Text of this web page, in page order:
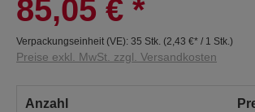
85,05 € *
Verpackungseinheit (VE): 35 Stk. (2,43 €* / 1 Stk.)
Preise exkl. MwSt. zzgl. Versandkosten
Anzahl